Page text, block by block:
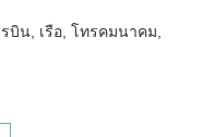
บิน, เรือ, โทรคมนาคม,